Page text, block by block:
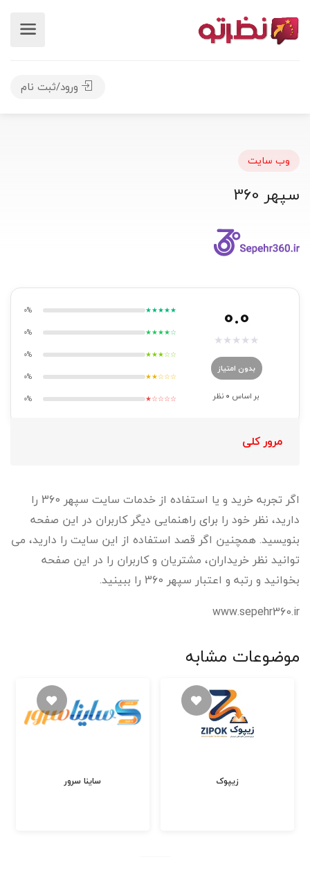
ورود/ثبت نام
وب سایت
سپهر 360
0.0
★
★
★
★
★
بدون امتیاز
بر اساس 0 نظر
★★★★★
0%
★★★★☆
0%
★★★☆☆
0%
★★☆☆☆
0%
★☆☆☆☆
0%
مرور کلی
اگر تجربه خرید و یا استفاده از خدمات سایت سپهر 360 را
دارید، نظر خود را برای راهنمایی دیگر کاربران در این صفحه
بنویسید. همچنین اگر قصد استفاده از این سایت را دارید، می
توانید نظر خریداران، مشتریان و کاربران را در این صفحه
بخوانید و رتبه و اعتبار سپهر 360 را ببینید.
www.sepehr360.ir
موضوعات مشابه
ساینا سرور زیپوک